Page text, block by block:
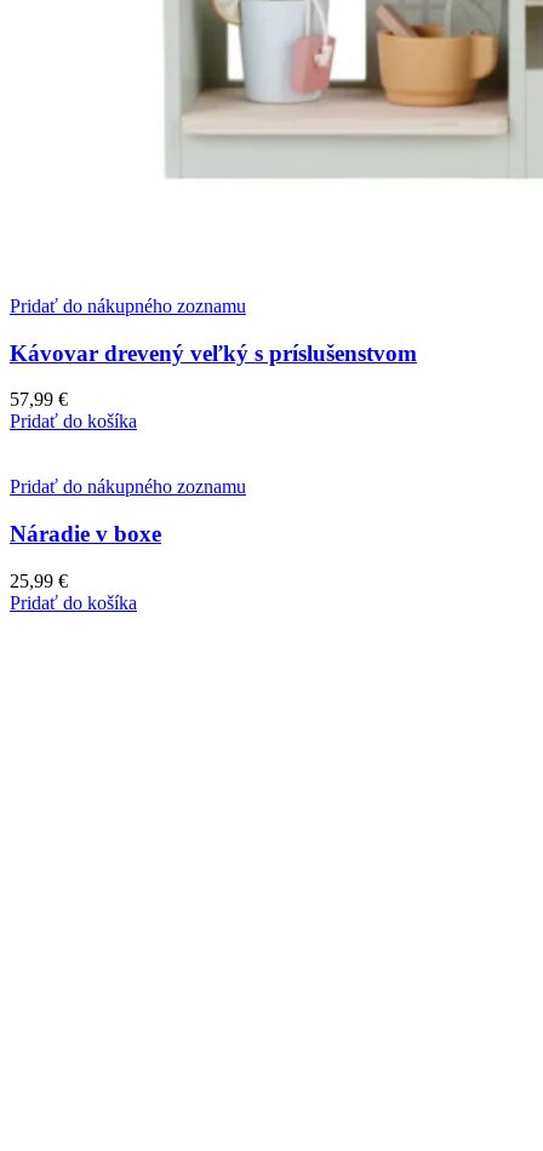
Pridať do nákupného zoznamu
Kávovar drevený veľký s príslušenstvom
57,99 €
Pridať do košíka
Pridať do nákupného zoznamu
Náradie v boxe
25,99 €
Pridať do košíka